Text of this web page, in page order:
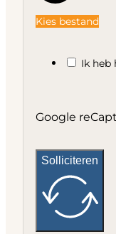
Kies bestand
Ik heb
Google
Solliciteren